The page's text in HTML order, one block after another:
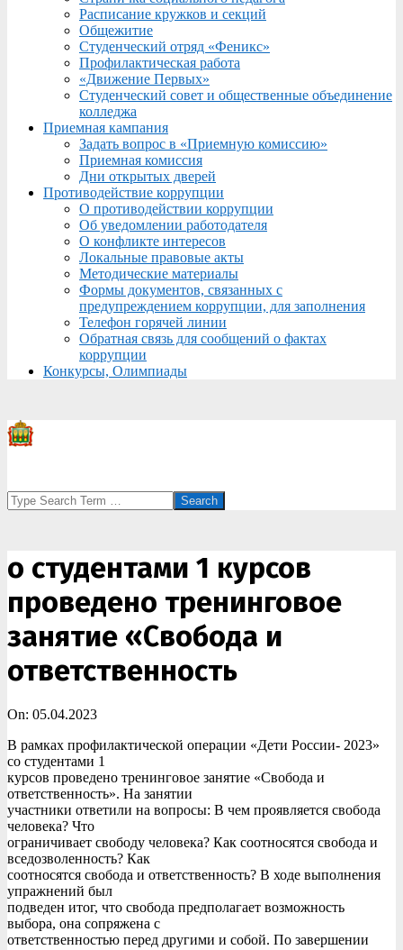
Расписание кружков и секций
Общежитие
Студенческий отряд «Феникс»
Профилактическая работа
«Движение Первых»
Студенческий совет и общественные объединение
колледжа
Приемная кампания
Задать вопрос в «Приемную комиссию»
Приемная комиссия
Дни открытых дверей
Противодействие коррупции
О противодействии коррупции
Об уведомлении работодателя
О конфликте интересов
Локальные правовые акты
Методические материалы
Формы документов, связанных с
предупреждением коррупции, для заполнения
Телефон горячей линии
Обратная связь для сообщений о фактах
коррупции
Конкурсы, Олимпиады
Search
о студентами 1 курсов
проведено тренинговое
занятие «Свобода и
ответственность
On: 05.04.2023
В рамках профилактической операции «Дети России- 2023»
со студентами 1
курсов проведено тренинговое занятие «Свобода и
ответственность». На занятии
участники ответили на вопросы: В чем проявляется свобода
человека? Что
ограничивает свободу человека? Как соотносятся свобода и
вседозволенность? Как
соотносятся свобода и ответственность? В ходе выполнения
упражнений был
подведен итог, что свобода предполагает возможность
выбора, она сопряжена с
ответственностью перед другими и собой. По завершении